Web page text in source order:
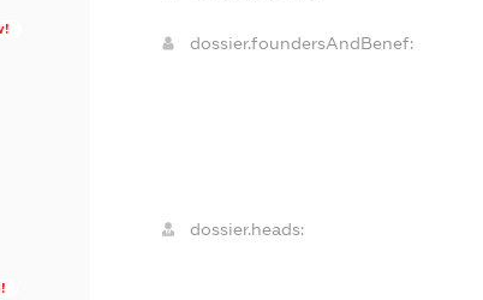
dossier.foundersAndBenef:
dossier.heads: